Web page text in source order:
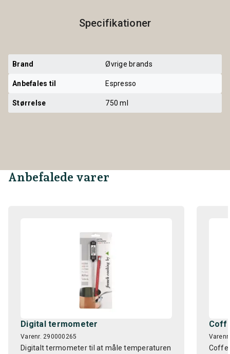
Specifikationer
Brand Øvrige brands
Anbefales til Espresso
Størrelse 750 ml
Anbefalede varer
Digital termometer
Varenr. 290000265
Digitalt termometer til at måle temperaturen